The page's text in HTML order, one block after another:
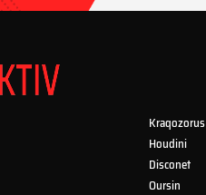
Kraqozorus
Houdini
Disconet
Oursin